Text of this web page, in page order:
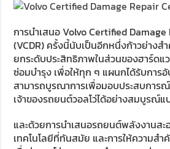
การนำเสนอ Volvo Certified
(VCDR) ครั้งนี้นับเป็นอีกหนึ่งก้าวย่างส
ยกระดับประสิทธิภาพในส่วนของฮาร์ดแ
ซ่อมบำรุง เพื่อให้ทุก ๆ แผนกได้รับการ
สามารถบูรณาการเพื่อมอบประสบการ
เจ้าของรถยนต์วอลโว่ได้อย่างสมบูรณ์แ
และด้วยการนำเสนอรถยนต์พลังงานสะ
เทคโนโลยีที่ทันสมัย และการให้ความส